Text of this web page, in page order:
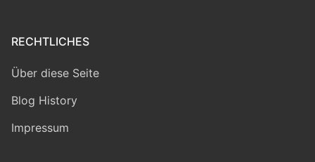
RECHTLICHES
Über diese Seite
Blog History
Impressum